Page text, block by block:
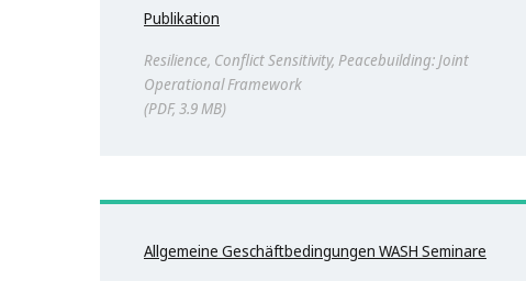
Publikation
Resilience, Conflict Sensitivity, Peacebuilding: Joint
Operational Framework
PDF, 3.9 MB
Allgemeine Geschäftbedingungen WASH Seminare